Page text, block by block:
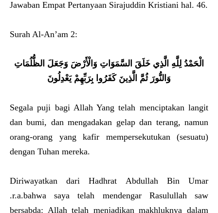
Jawaban Empat Pertanyaan Sirajuddin Kristiani hal. 46.
Surah Al-An’am 2:
الْحَمْدُ لِلَّهِ الَّذِي خَلَقَ السَّمَوَاتِ وَالْأَرْضَ وَجَعَلَ الظُّلُمَاتِ
وَالنُّورَ ثُمَّ الَّذِينَ كَفَرُوا بِرَبِّهِمْ يَعْدِلُونَ
Segala puji bagi Allah Yang telah menciptakan langit
dan bumi, dan mengadakan gelap dan terang, namun
orang-orang yang kafir mempersekutukan (sesuatu)
dengan Tuhan mereka.
Diriwayatkan dari Hadhrat Abdullah Bin Umar
.r.a.bahwa saya telah mendengar Rasulullah saw
bersabda: Allah telah menjadikan makhluknya dalam